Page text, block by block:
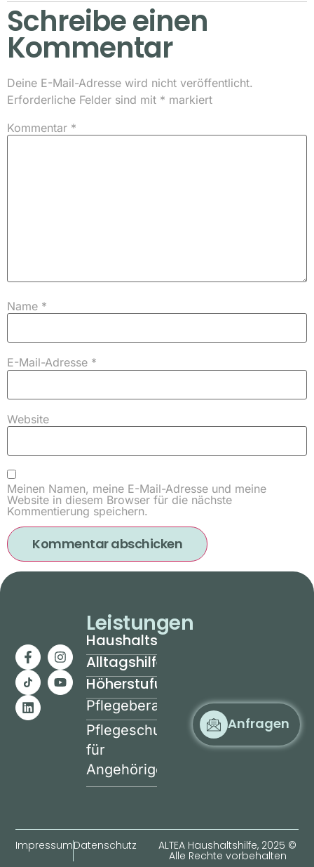
Schreibe einen
Kommentar
Deine E-Mail-Adresse wird nicht veröffentlicht.
Erforderliche Felder sind mit * markiert
Kommentar *
Name *
E-Mail-Adresse *
Website
Meinen Namen, meine E-Mail-Adresse und meine
Website in diesem Browser für die nächste
Kommentierung speichern.
Anfragen
Leistungen
Haushaltshilfe
Alltagshilfe
Höherstufung
Pflegeberatung
Pflegeschulung
für
Angehörige
ImpressumDatenschutz ALTEA Haushaltshilfe, 2025 ©
Alle Rechte vorbehalten